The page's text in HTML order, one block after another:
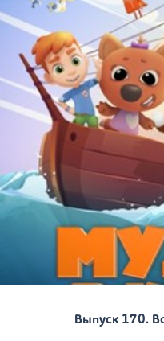
Выпуск 170.